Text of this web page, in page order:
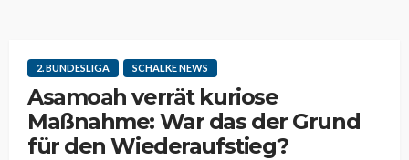
2. BUNDESLIGA SCHALKE NEWS
Asamoah verrät kuriose
Maßnahme: War das der Grund
für den Wiederaufstieg?